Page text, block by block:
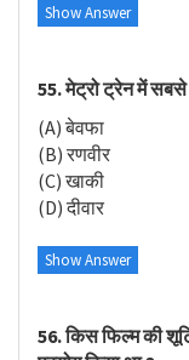
Show Answer
55. मेट्रो ट्रेन में
(A) बेवफा
(B) रणवीर
(C) खाकी
(D) दीवार
Show Answer
56. किस फिल्म की